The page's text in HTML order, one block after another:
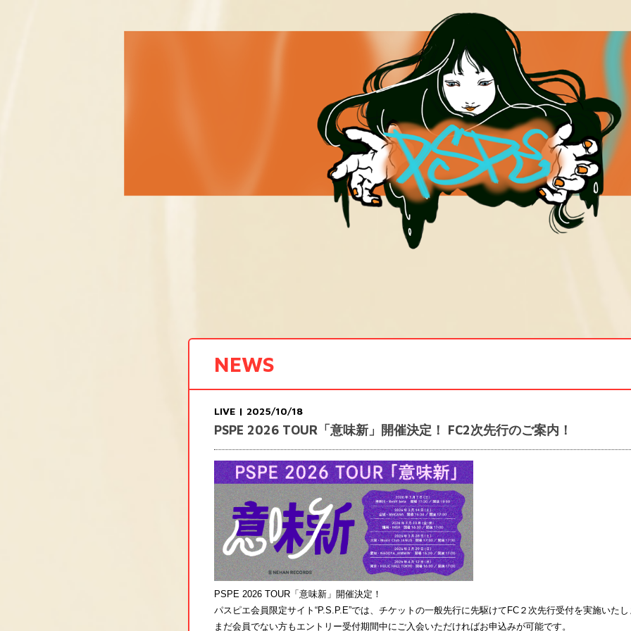
NEWS
LIVE | 2025/10/18
PSPE 2026 TOUR「意味新」開催決定！ FC2次先行のご案内！
PSPE 2026 TOUR「意味新」開催決定！
パスピエ会員限定サイト“P.S.P.E”では、チケットの一般先行に先駆けてFC２次先行受付を実施いた
まだ会員でない方もエントリー受付期間中にご入会いただければお申込みが可能です。